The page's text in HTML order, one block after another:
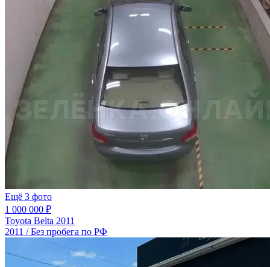
Ещё 3 фото
1 000 000 ₽
Toyota Belta 2011
2011 / Без пробега по РФ